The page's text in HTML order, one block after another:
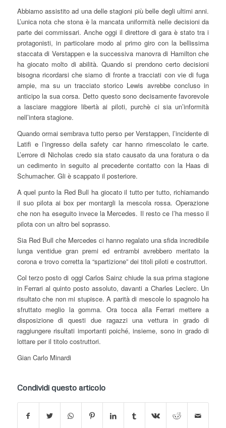
Abbiamo assistito ad una delle stagioni più belle degli ultimi anni.
L’unica nota che stona è la mancata uniformità nelle decisioni da
parte dei commissari. Anche oggi il direttore di gara è stato tra i
protagonisti, in particolare modo al primo giro con la bellissima
staccata di Verstappen e la successiva manovra di Hamilton che
ha giocato molto di abilità. Quando si prendono certo decisioni
bisogna ricordarsi che siamo di fronte a tracciati con vie di fuga
ampie, ma su un tracciato storico Lewis avrebbe concluso in
anticipo la sua corsa. Detto questo sono decisamente favorevole
a lasciare maggiore libertà ai piloti, purchè ci sia un’informità
nell’intera stagione.
Quando ormai sembrava tutto perso per Verstappen, l’incidente di
Latifi e l’ingresso della safety car hanno rimescolato le carte.
L’errore di Nicholas credo sia stato causato da una foratura o da
un cedimento in seguito al precedente contatto con la Haas di
Schumacher. Gli è scappato il posteriore.
A quel punto la Red Bull ha giocato il tutto per tutto, richiamando
il suo pilota ai box per montargli la mescola rossa. Operazione
che non ha eseguito invece la Mercedes. Il resto ce l’ha messo il
pilota con un altro bel soprasso.
Sia Red Bull che Mercedes ci hanno regalato una sfida incredibile
lunga ventidue gran premi ed entrambi avrebbero meritato la
corona e trovo corretta la “spartizione” dei titoli piloti e costruttori.
Col terzo posto di oggi Carlos Sainz chiude la sua prima stagione
in Ferrari al quinto posto assoluto, davanti a Charles Leclerc. Un
risultato che non mi stupisce. A parità di mescole lo spagnolo ha
sfruttato meglio la gomma. Ora tocca alla Ferrari mettere a
disposizione di questi due ragazzi una vettura in grado di
raggiungere risultati importanti poiché, insieme, sono in grado di
lottare per il titolo costruttori.
Gian Carlo Minardi
Condividi questo articolo